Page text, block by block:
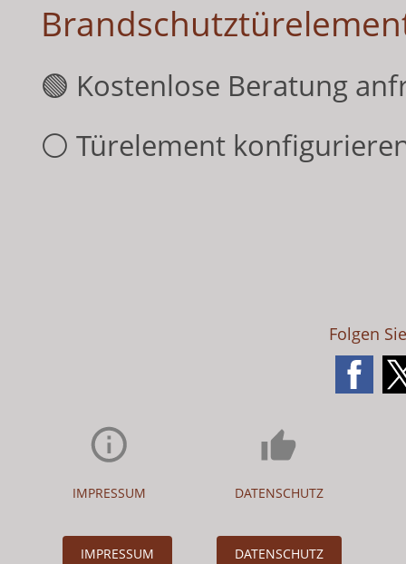
🟢 Kostenlose Beratung
⚪ Türelement
Folgen
IMPRESSUM
IMPRESSUM
DATENSCHUTZ
DATENSCHUTZ